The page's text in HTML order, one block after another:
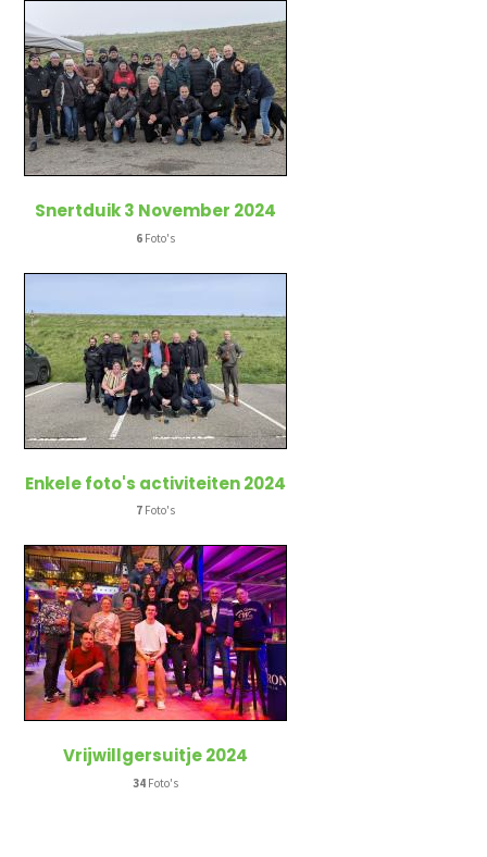
Snertduik 3 November 2024
6 Foto's
Enkele foto's activiteiten 2024
7 Foto's
Vrijwillgersuitje 2024
34 Foto's